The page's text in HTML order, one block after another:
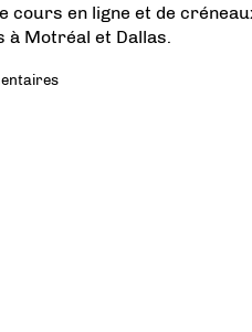
cours en ligne et de
Motréal et Dallas.